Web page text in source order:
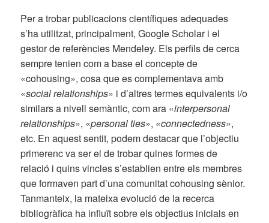
Per a trobar publicacions científiques adequades
s’ha utilitzat, principalment, Google Scholar i el
gestor de referències Mendeley. Els perfils de cerca
sempre tenien com a base el concepte de
«cohousing», cosa que es complementava amb
«social relationships» i d’altres termes equivalents i/o
similars a nivell semàntic, com ara «interpersonal
relationships», «personal ties», «connectedness»,
etc. En aquest sentit, podem destacar que l’objectiu
primerenc va ser el de trobar quines formes de
relació i quins vincles s’establien entre els membres
que formaven part d’una comunitat cohousing sènior.
Tanmanteix, la mateixa evolució de la recerca
bibliogràfica ha influït sobre els objectius inicials en